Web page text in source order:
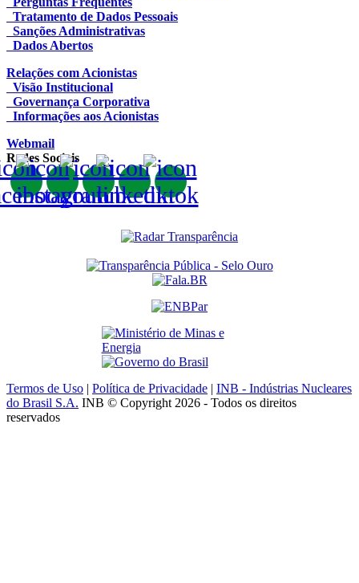
Tratamento de Dados Pessoais
Sanções Administrativas
Dados Abertos
Relações com Acionistas
Visão Institucional
Governança Corporativa
Informações aos Acionistas
Webmail
Redes Sociais
Termos de Uso | Política de Privacidade | INB - Indústrias Nucleares
do Brasil S.A. INB © Copyright 2026 - Todos os direitos
reservados